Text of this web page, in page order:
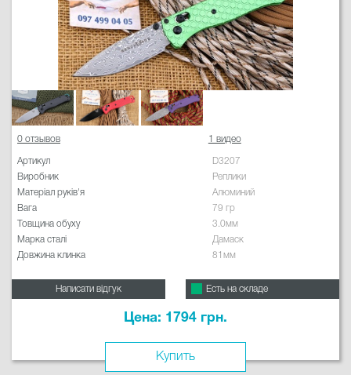
0 отзывов 1 видео
Артикул
D3207
Виробник
Реплики
Матеріал руків'я
Алюминий
Вага
79 гр
Товщина обуху
3.0мм
Марка сталі
Дамаск
Довжина клинка
81мм
Написати відгук Есть на складе
Цена: 1794 грн.
Купить